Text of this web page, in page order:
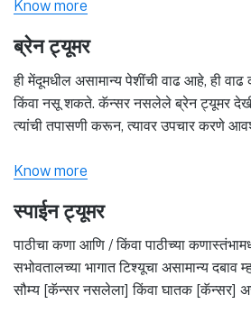
Know more
ब्रेन ट्यूमर
ही मेंदूमधील असामान्य पेशींची वाढ आहे, ही
किंवा नसू शकते. कॅन्सर नसलेले ब्रेन ट्यूमर
त्यांची तपासणी करून, त्यावर उपचार करणे
Know more
स्पाईन ट्यूमर
पाठीचा कणा आणि / किंवा पाठीच्या
सभोवतालच्या भागात टिश्यूचा असामान्य दबाव
सौम्य [कॅन्सर नसलेला] किंवा घातक [कॅन्सर]